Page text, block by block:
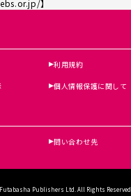
】
利用規約
個人情報保護に関して
問い合わせ先
Publishers Ltd. All Rights Reserved